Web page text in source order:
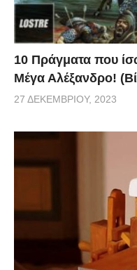
10 Πράγματα που
Μέγα Αλέξανδρο!
27 ΔΕΚΕΜΒΡΊΟΥ, 2023